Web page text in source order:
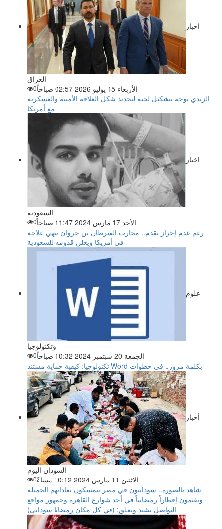
اخبار
العراق
الأربعاء 15 يوليو 2026 02:57 صباحاً
0
الزيدي يوجه بتشكيل لجنة لتحديد شكل العلاقة الأمنية والعسكرية
مع أمريكا
اخبار
السعوديه
الأحد 17 مارس 2024 11:47 صباحاً
0
رغم عدم إحراز تقدم.. محارب السرطان بن جروان ينهي علاجه
في أمريكا ويعلن قدومه للسعودية
علوم
وتكنولوجيا
الجمعة 20 سبتمبر 2024 10:32 صباحاً
0
تكنولوجيا: كيفية حماية مستند Word بكلمة مرور.. فى خطوات
أخبار
السودان اليوم
الاثنين 11 مارس 2024 10:12 مساءً
0
شاهد بالصورة.. سودانيون في مصر يتمسكون بعاداتهم الجميلة
ويقيمون إفطاراً رمضانياً في أحد شوارع القاهرة وجمهور مواقع
التواصل يشيد ويعلق: (في كل مكان رمضانا سودانى)